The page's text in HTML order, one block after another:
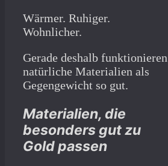
Wärmer. Ruhiger.
Wohnlicher.
Gerade deshalb funktionieren
natürliche Materialien als
Gegengewicht so gut.
Materialien, die
besonders gut zu
Gold passen